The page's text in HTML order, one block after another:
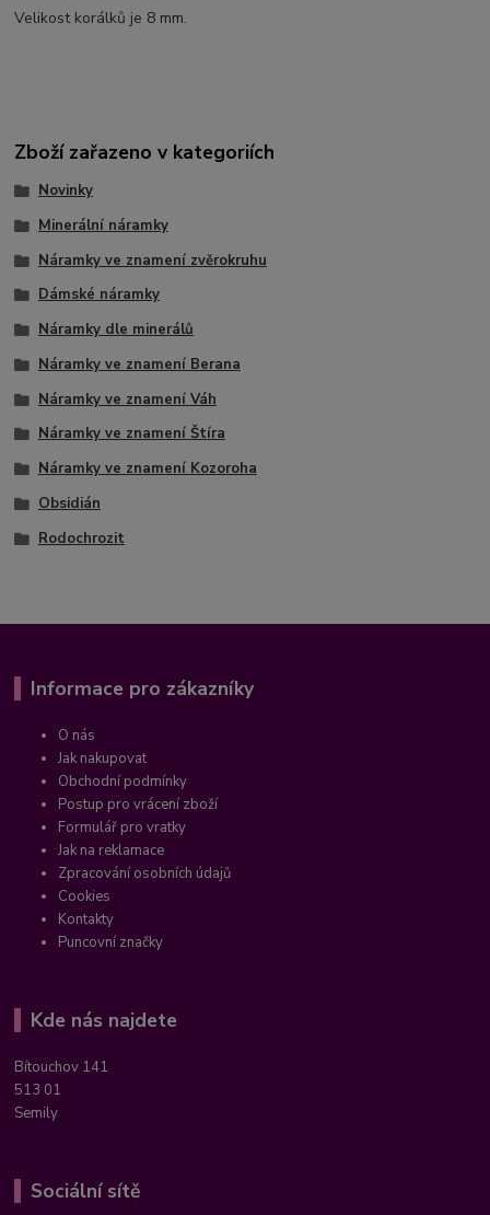
Velikost korálků je 8 mm.
Zboží zařazeno v kategoriích
Novinky
Minerální náramky
Náramky ve znamení zvěrokruhu
Dámské náramky
Náramky dle minerálů
Náramky ve znamení Berana
Náramky ve znamení Váh
Náramky ve znamení Štíra
Náramky ve znamení Kozoroha
Obsidián
Rodochrozit
Informace pro zákazníky
O nás
Jak nakupovat
Obchodní podmínky
Postup pro vrácení zboží
Formulář pro vratky
Jak na reklamace
Zpracování osobních údajů
Cookies
Kontakty
Puncovní značky
Kde nás najdete
Bítouchov 141
513 01
Semily
Sociální sítě